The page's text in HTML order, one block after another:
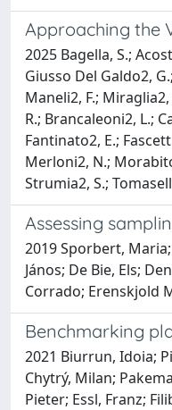
Approaching the
2025 Bagella, S.;
Giusso Del Galdo2,
Maneli2, F.;
R.; Brancaleoni2, L.;
Fantinato2, E.;
Merloni2, N.;
Strumia2, S.;
Assessing
2019 Sporbert,
János; De Bie, Els;
Corrado; Erenskjold
Benchmarking
2021 Biurrun, Idoia;
Chytrý, Milan;
Pieter; Essl, Franz;